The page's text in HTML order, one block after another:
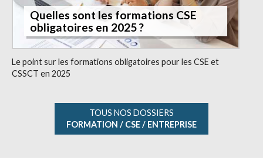
Quelles sont les formations CSE
obligatoires en 2025 ?
Le point sur les formations obligatoires pour les CSE et
CSSCT en 2025
TOUS NOS DOSSIERS
FORMATION / CSE / ENTREPRISE